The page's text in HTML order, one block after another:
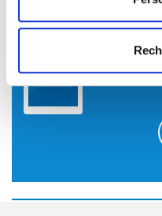
EN
TU EMAIL